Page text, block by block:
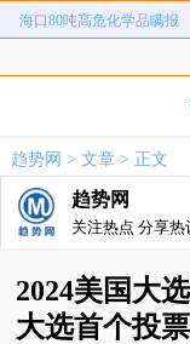
海口80吨高危化学品瞒报
女子开一天一夜空调后二
女子用漏洞0元买了3千台电
海口80吨高危化学品瞒报
趋势网 > 文章> 正文
趋势网
关注热点 分享热
2024美国大
大选首个投